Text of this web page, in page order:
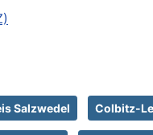
Salzwedel Colbitz-